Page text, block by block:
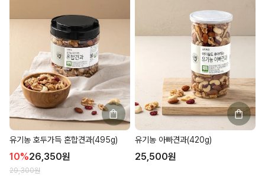
유기농 호두가득 혼합견과(495g)
10%26,350원
29,300원
유기농 아빠견과(420g)
25,500원